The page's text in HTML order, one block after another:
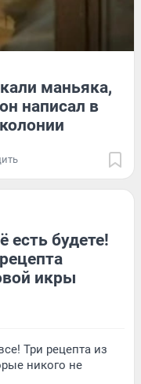
маньяка,
написал в
есть будете!
икры
Три рецепта из
никого не